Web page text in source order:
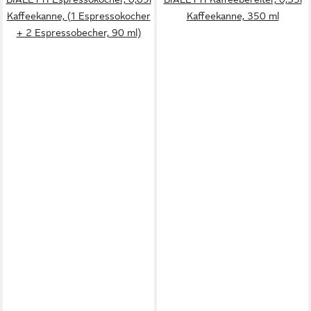
Kaffeekanne, (1 Espressokocher
+ 2 Espressobecher, 90 ml)
Kaffeekanne, 350 ml